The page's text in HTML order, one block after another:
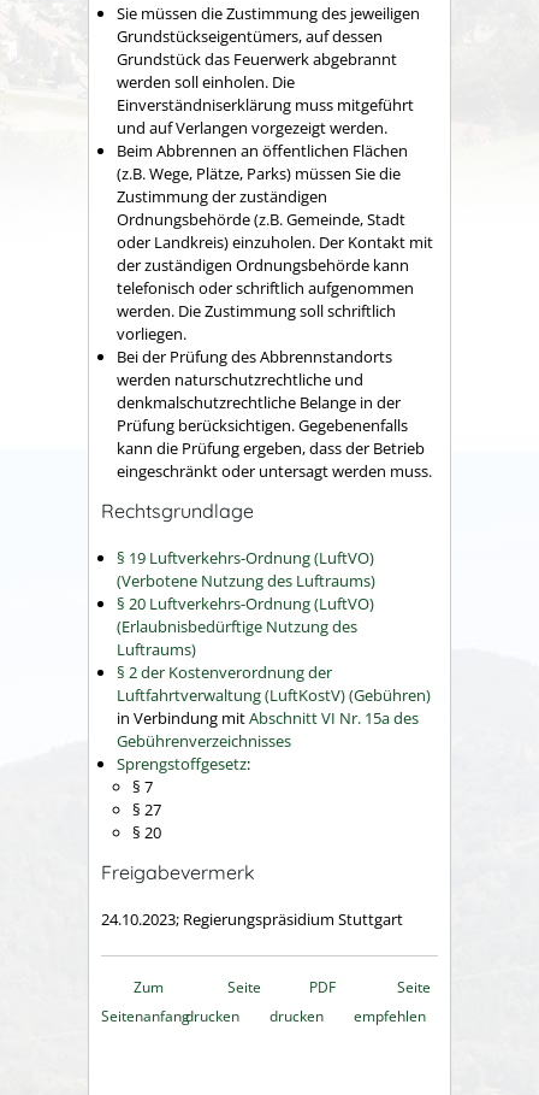
Sie müssen die Zustimmung des jeweiligen
Grundstückseigentümers, auf dessen
Grundstück das Feuerwerk abgebrannt
werden soll einholen. Die
Einverständniserklärung muss mitgeführt
und auf Verlangen vorgezeigt werden.
Beim Abbrennen an öffentlichen Flächen
(z.B. Wege, Plätze, Parks) müssen Sie die
Zustimmung der zuständigen
Ordnungsbehörde (z.B. Gemeinde, Stadt
oder Landkreis) einzuholen. Der Kontakt mit
der zuständigen Ordnungsbehörde kann
telefonisch oder schriftlich aufgenommen
werden. Die Zustimmung soll schriftlich
vorliegen.
Bei der Prüfung des Abbrennstandorts
werden naturschutzrechtliche und
denkmalschutzrechtliche Belange in der
Prüfung berücksichtigen. Gegebenenfalls
kann die Prüfung ergeben, dass der Betrieb
eingeschränkt oder untersagt werden muss.
Rechtsgrundlage
§ 19 Luftverkehrs-Ordnung (LuftVO)
(Verbotene Nutzung des Luftraums)
§ 20 Luftverkehrs-Ordnung (LuftVO)
(Erlaubnisbedürftige Nutzung des
Luftraums)
§ 2 der Kostenverordnung der
Luftfahrtverwaltung (LuftKostV) (Gebühren)
in Verbindung mitAbschnitt VI Nr. 15a des
Gebührenverzeichnisses
Sprengstoffgesetz:
§ 7
§ 27
§ 20
Freigabevermerk
24.10.2023; Regierungspräsidium Stuttgart
Zum
Seitenanfang
Seite
drucken
PDF
drucken
Seite
empfehlen